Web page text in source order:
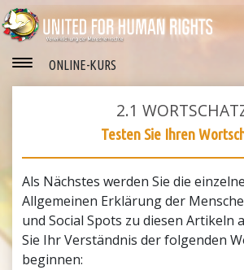
ONLINE-KURS
2.1
Testen Sie Ihren
Als Nächstes werden Sie die
Allgemeinen Erklärung der
und Social Spots zu diesen Artikeln
Sie Ihr Verständnis der folgenden
beginnen: